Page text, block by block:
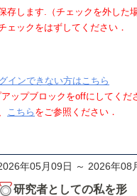
存します.（チェックを外した
ェックをはずしてください．
インできない方はこちら
ップブロックをoffにしてくだ
こちら をご参照ください．
年05月09日 ～ 2026年08
研究者としての私を形